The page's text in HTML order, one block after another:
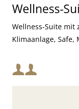
Wellness-
Wellness-Suite mit
Klimaanlage,
Mindestbelegung: